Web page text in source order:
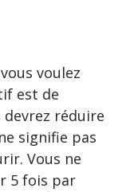
voulez
est de
devrez réduire
signifie pas
Vous ne
5 fois par